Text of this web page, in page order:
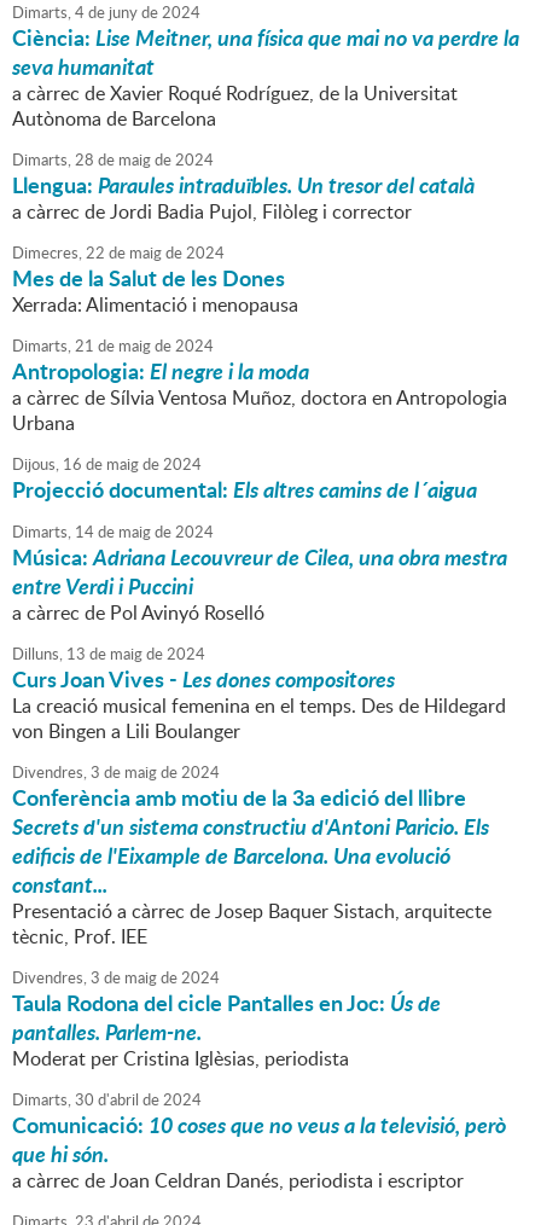
Dimarts,4de junyde2024
Ciència:Lise Meitner, una física que mai no va perdre la
seva humanitat
a càrrec de Xavier Roqué Rodríguez, de la Universitat
Autònoma de Barcelona
Dimarts,28 de maigde2024
Llengua:Paraules intraduïbles. Un tresor del català
a càrrec de Jordi Badia Pujol, Filòleg i corrector
Dimecres,22 de maigde2024
Mes de la Salut de les Dones
Xerrada: Alimentació i menopausa
Dimarts,21 de maigde2024
Antropologia:El negre i la moda
a càrrec de Sílvia Ventosa Muñoz, doctora en Antropologia
Urbana
Dijous, 16 de maigde2024
Projecció documental:Els altres camins de l´aigua
Dimarts, 14de maigde2024
Música:Adriana Lecouvreur de Cilea, una obra mestra
entre Verdi i Puccini
a càrrec de Pol Avinyó Roselló
Dilluns, 13 de maigde2024
Curs Joan Vives -Les dones compositores
La creació musical femenina en el temps. Des de Hildegard
von Bingen a Lili Boulanger
Divendres,3 de maigde2024
Conferència amb motiu de la 3a edició del llibre
Secrets d'un sistema constructiu d'Antoni Paricio. Els
edificis de l'Eixample de Barcelona. Una evolució
constant...
Presentació a càrrec de Josep Baquer Sistach, arquitecte
tècnic, Prof. IEE
Divendres,3 de maigde2024
Taula Rodona del cicle Pantalles en Joc: Ús de
pantalles. Parlem-ne.
Moderat per Cristina Iglèsias, periodista
Dimarts,30 d'abril de2024
Comunicació: 10 coses que no veus a la televisió, però
que hi són.
a càrrec de Joan Celdran Danés, periodista i escriptor